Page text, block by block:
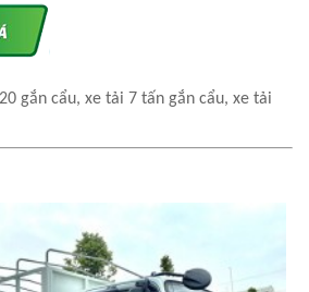
gắn cẩu, xe tải 7 tấn gắn cẩu, xe tải